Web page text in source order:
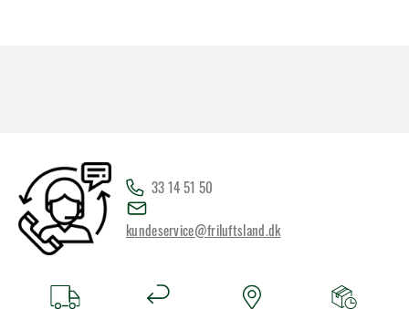
33 14 51 50
kundeservice@friluftsland.dk